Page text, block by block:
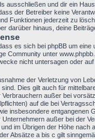
ausschließen und dir ein
der Betreiber keine
Funktionen jederzeit zu
darüber hinaus, deine
es sich bei phpBB um
Community unter
nicht untersagen oder
der Verletzung von
Dies gilt auch für
Verbrauchern außer bei
auf die bei
insbesondere entgangenen
Unternehmern außer bei der
im Übrigen der Höhe nach
Absätze a bis c gilt